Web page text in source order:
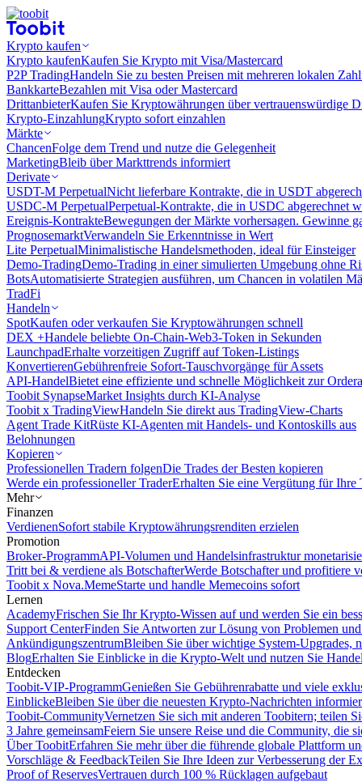
Krypto kaufen
Krypto kaufenKaufen Sie Krypto mit Visa/Mastercard
P2P TradingHandeln Sie zu besten Preisen mit mehreren lokalen
BankkarteBezahlen mit Visa oder Mastercard
DrittanbieterKaufen Sie Kryptowährungen über vertrauenswürdige
Krypto-EinzahlungKrypto sofort einzahlen
Märkte
ChancenFolge dem Trend und nutze die Gelegenheit
MarketingBleib über Markttrends informiert
Derivate
USDT-M PerpetualNicht lieferbare Kontrakte, die in USDT
USDC-M PerpetualPerpetual-Kontrakte, die in USDC abgerechnet
Ereignis-KontrakteBewegungen der Märkte vorhersagen. Gewinne
PrognosemarktVerwandeln Sie Erkenntnisse in Wert
Lite PerpetualMinimalistische Handelsmethoden, ideal für Einsteiger
Demo-TradingDemo-Trading in einer simulierten Umgebung ohne
BotsAutomatisierte Strategien ausführen, um Chancen in volatilen
TradFi
Handeln
SpotKaufen oder verkaufen Sie Kryptowährungen schnell
DEX +Handele beliebte On-Chain-Web3-Token in Sekunden
LaunchpadErhalte vorzeitigen Zugriff auf Token-Listings
KonvertierenGebührenfreie Sofort-Tauschvorgänge für Assets
API-HandelBietet eine effiziente und schnelle Möglichkeit zur
Toobit SynapseMarket Insights durch KI-Analyse
Toobit x TradingViewHandeln Sie direkt aus TradingView-Charts
Agent Trade KitRüste KI-Agenten mit Handels- und Kontoskills aus
Belohnungen
Kopieren
Professionellen Tradern folgenDie Trades der Besten kopieren
Werde ein professioneller TraderErhalten Sie eine Vergütung für Ihre
Mehr
Finanzen
VerdienenSofort stabile Kryptowährungsrenditen erzielen
Promotion
Broker-ProgrammAPI-Volumen und Handelsinfrastruktur
Tritt bei & verdiene als BotschafterWerde Botschafter und profitiere
Toobit x Nova.MemeStarte und handle Memecoins sofort
Lernen
AcademyFrischen Sie Ihr Krypto-Wissen auf und werden Sie ein
Support CenterFinden Sie Antworten zur Lösung von Problemen
AnkündigungszentrumBleiben Sie über wichtige System-Upgrades,
BlogErhalten Sie Einblicke in die Krypto-Welt und nutzen Sie
Entdecken
Toobit-VIP-ProgrammGenießen Sie Gebührenrabatte und viele
EinblickeBleiben Sie über die neuesten Krypto-Nachrichten
Toobit-CommunityVernetzen Sie sich mit anderen Toobitern; teilen
3 Jahre gemeinsamFeiern Sie unsere Reise und die Community, die
Über ToobitErfahren Sie mehr über die führende globale Plattform
Vorschläge & FeedbackTeilen Sie Ihre Ideen zur Verbesserung der
Proof of ReservesVertrauen durch 100 % Rücklagen aufgebaut